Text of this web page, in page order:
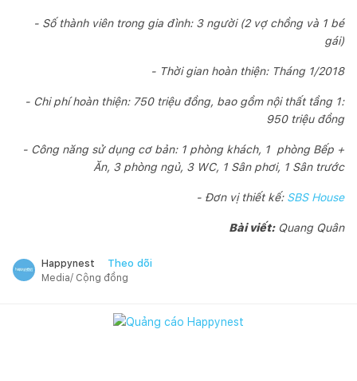
- Số thành viên trong gia đình: 3 người (2 vợ chồng và 1 bé
gái)
- Thời gian hoàn thiện: Tháng 1/2018
- Chi phí hoàn thiện: 750 triệu đồng, bao gồm nội thất tầng 1:
950 triệu đồng
- Công năng sử dụng cơ bản: 1 phòng khách, 1 phòng Bếp +
Ăn, 3 phòng ngủ, 3 WC, 1 Sân phơi, 1 Sân trước
- Đơn vị thiết kế: SBS House
Bài viết:Quang Quân
Happynest Theo dõi
Media/ Cộng đồng